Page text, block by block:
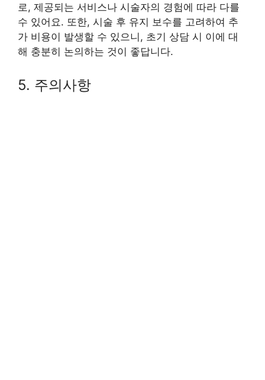
로, 제공되는 서비스나 시술자의 경험에 따라 다를
수 있어요. 또한, 시술 후 유지 보수를 고려하여 추
가 비용이 발생할 수 있으니, 초기 상담 시 이에 대
해 충분히 논의하는 것이 좋답니다.
5. 주의사항